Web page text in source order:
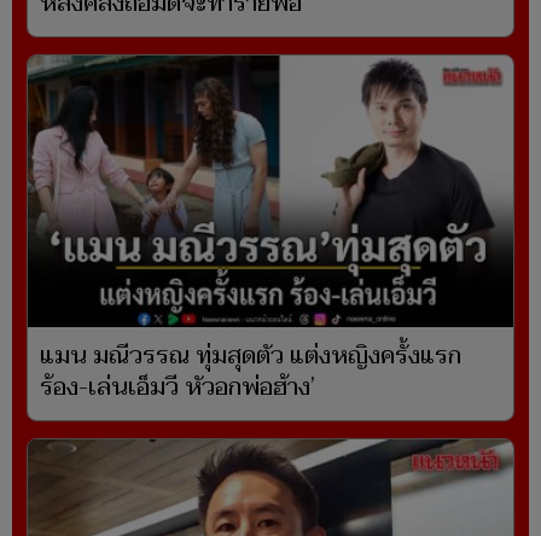
แมน มณีวรรณ ทุ่มสุดตัว แต่งหญิงครั้งแรก
ร้อง-เล่นเอ็มวี หัวอกพ่อฮ้าง’